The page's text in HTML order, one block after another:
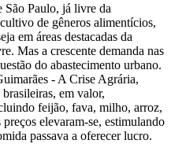
São Paulo, já livre da
de gêneros alimentícios,
em áreas destacadas da
Mas a crescente demanda nas
do abastecimento urbano.
- A Crise Agrária,
em valor,
feijão, fava, milho, arroz,
elevaram-se, estimulando
passava a oferecer lucro.